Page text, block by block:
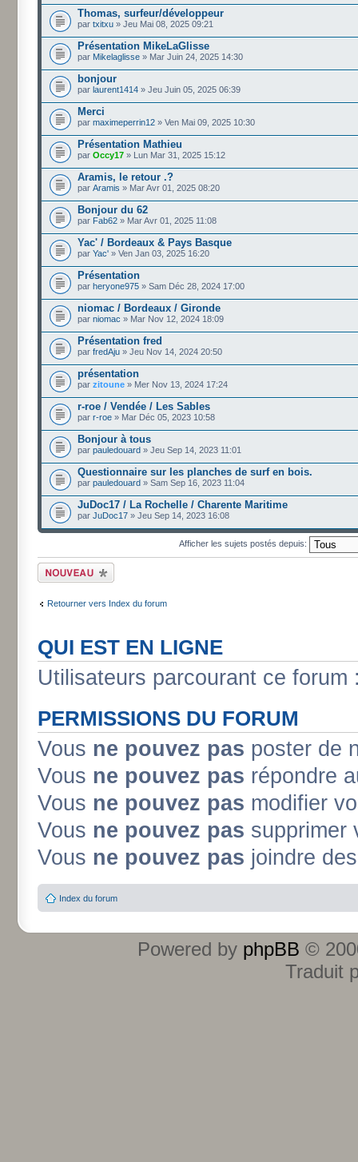
Thomas, surfeur/développeur
par txitxu » Jeu Mai 08, 2025 09:21
Présentation MikeLaGlisse
par Mikelaglisse » Mar Juin 24, 2025 14:30
bonjour
par laurent1414 » Jeu Juin 05, 2025 06:39
Merci
par maximeperrin12 » Ven Mai 09, 2025 10:30
Présentation Mathieu
par Occy17 » Lun Mar 31, 2025 15:12
Aramis, le retour .?
par Aramis » Mar Avr 01, 2025 08:20
Bonjour du 62
par Fab62 » Mar Avr 01, 2025 11:08
Yac' / Bordeaux & Pays Basque
par Yac' » Ven Jan 03, 2025 16:20
Présentation
par heryone975 » Sam Déc 28, 2024 17:00
niomac / Bordeaux / Gironde
par niomac » Mar Nov 12, 2024 18:09
Présentation fred
par fredAju » Jeu Nov 14, 2024 20:50
présentation
par zitoune » Mer Nov 13, 2024 17:24
r-roe / Vendée / Les Sables
par r-roe » Mar Déc 05, 2023 10:58
Bonjour à tous
par pauledouard » Jeu Sep 14, 2023 11:01
Questionnaire sur les planches de surf en bois.
par pauledouard » Sam Sep 16, 2023 11:04
JuDoc17 / La Rochelle / Charente Maritime
par JuDoc17 » Jeu Sep 14, 2023 16:08
Afficher les sujets postés depuis:
Écrire un nouveau
sujet
Retourner vers Index du forum
QUI EST EN LIGNE
Utilisateurs parcourant ce
PERMISSIONS DU FORUM
Vous ne pouvez pas poster de
Vous ne pouvez pas répondre
Vous ne pouvez pas modifier
Vous ne pouvez pas supprimer
Vous ne pouvez pas joindre
Index du forum
Powered by phpBB ©
Traduit